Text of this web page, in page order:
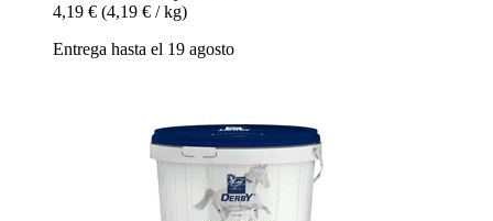
4,19 € (4,19 € / kg)
Entrega hasta el 19 agosto